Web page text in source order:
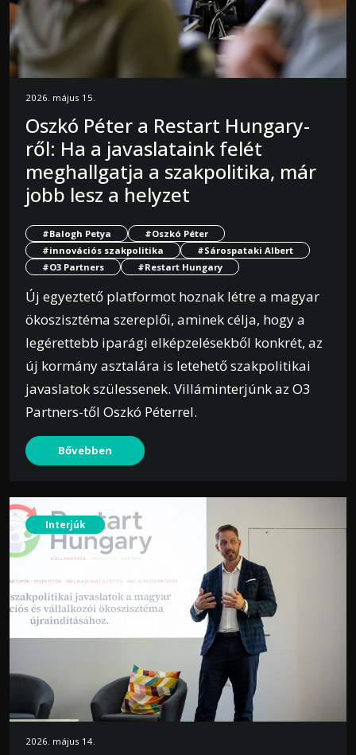
2026. május 15.
Oszkó Péter a Restart Hungary-
ről: Ha a javaslataink felét
meghallgatja a szakpolitika, már
jobb lesz a helyzet
#Balogh Petya
#Oszkó Péter
#innovációs szakpolitika
#Sárospataki Albert
#O3 Partners
#Restart Hungary
Új egyeztető platformot hoznak létre a magyar
ökoszisztéma szereplői, aminek célja, hogy a
legérettebb iparági elképzelésekből konkrét, az
új kormány asztalára is letehető szakpolitikai
javaslatok szülessenek. Villáminterjúnk az O3
Partners-től Oszkó Péterrel.
Bővebben
Interjúk
2026. május 14.